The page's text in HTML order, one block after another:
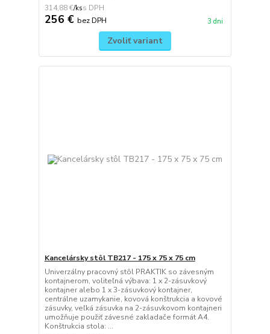
314,88 €/ks
256 € bez DPH 3 dni
Zvoliť variant
Kancelársky stôl TB217 - 175 x 75 x 75 cm
Univerzálny pracovný stôl PRAKTIK so závesným
kontajnerom, voliteľná výbava: 1 x 2-zásuvkový
kontajner alebo 1 x 3-zásuvkový kontajner,
centrálne uzamykanie, kovová konštrukcia a kovové
zásuvky, veľká zásuvka na 2-zásuvkovom kontajneri
umožňuje použiť závesné zakladače formát A4.
Konštrukcia stola: ...